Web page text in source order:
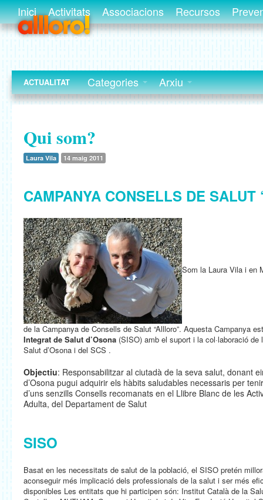
Inici Activitats Associacions Recursos
ACTUALITAT Categories Arxiu
Qui som?
Laura Vila 14 maig 2011
CAMPANYA CONSELLS DE SALUT
Som la Laura Vila i en
de la Campanya de Consells de Salut “Allloro”. Aquesta Campanya
Integrat de Salut d’Osona (SISO) amb el suport i la col·laboració de
Salut d’Osona i del SCS .
Objectiu: Responsabilitzar al ciutadà de la seva salut, donant
d’Osona pugui adquirir els hàbits saludables necessaris per
d’uns senzills Consells recomanats en el Llibre Blanc de les
Adulta, del Departament de Salut
SISO
Basat en les necessitats de salut de la població, el SISO pretén
aconseguir més implicació dels professionals de la salut i ser més
disponibles Les entitats que hi participen són: Institut Català de la